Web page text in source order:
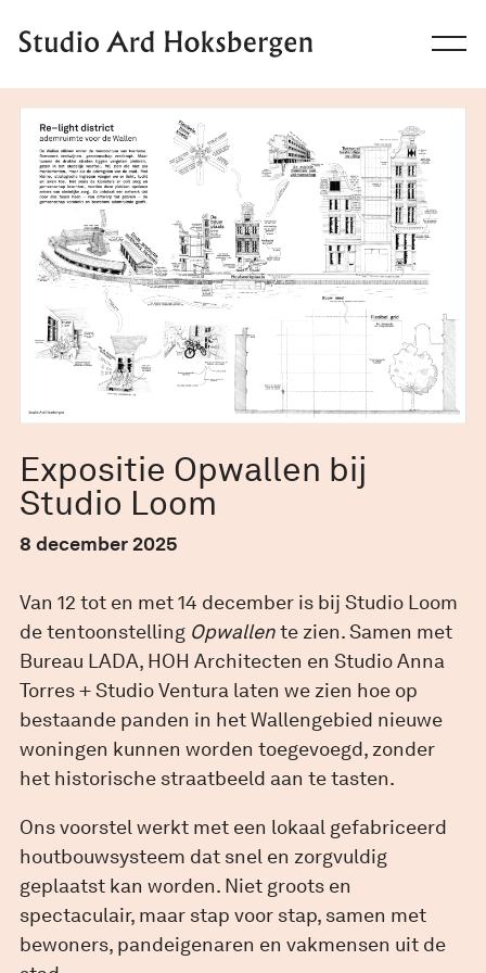
Expositie Opwallen bij
Studio Loom
8 december 2025
Van 12 tot en met 14 december is bij Studio Loom
de tentoonstelling Opwallente zien. Samen met
Bureau LADA, HOH Architecten en Studio Anna
Torres + Studio Ventura laten we zien hoe op
bestaande panden in het Wallengebied nieuwe
woningen kunnen worden toegevoegd, zonder
het historische straatbeeld aan te tasten.
Ons voorstel werkt met een lokaal gefabriceerd
houtbouwsysteem dat snel en zorgvuldig
geplaatst kan worden. Niet groots en
spectaculair, maar stap voor stap, samen met
bewoners, pandeigenaren en vakmensen uit de